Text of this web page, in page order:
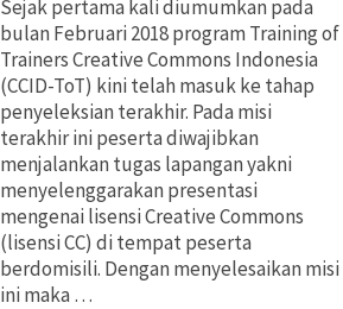
Sejak pertama kali diumumkan pada
bulan Februari 2018 program Training of
Trainers Creative Commons Indonesia
(CCID-ToT) kini telah masuk ke tahap
penyeleksian terakhir. Pada misi
terakhir ini peserta diwajibkan
menjalankan tugas lapangan yakni
menyelenggarakan presentasi
mengenai lisensi Creative Commons
(lisensi CC) di tempat peserta
berdomisili. Dengan menyelesaikan misi
ini maka …